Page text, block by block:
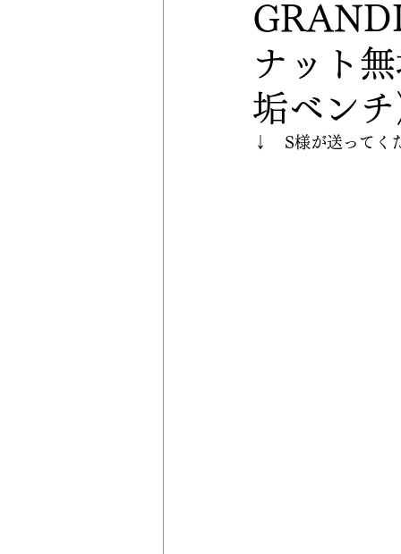
変形テーブル 変形テーブル
ナット
垢ベン
↓　S様が送ってく